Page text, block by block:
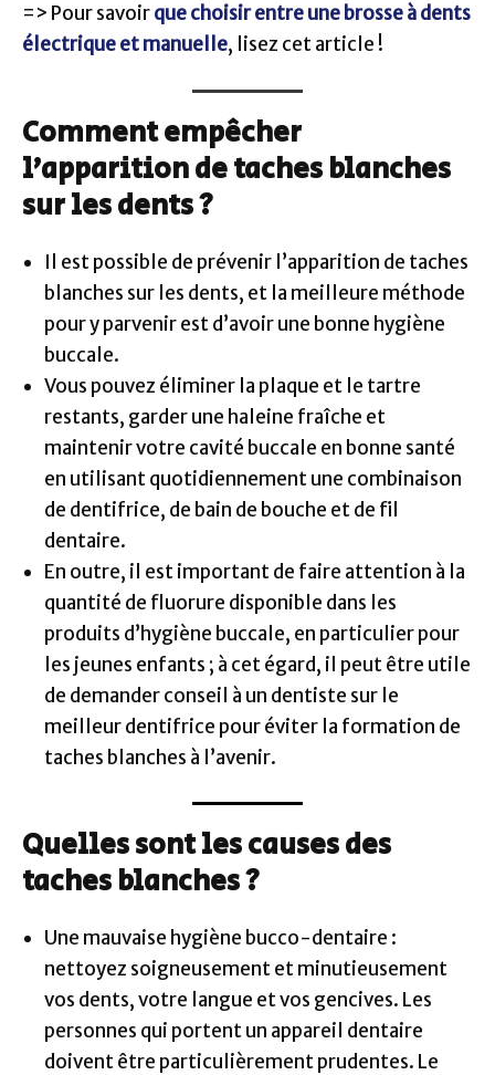
=> Pour savoirque choisir entre une brosse à dents
électrique et manuelle, lisez cet article !
Comment empêcher
l’apparition de taches blanches
sur les dents ?
Il est possible de prévenir l’apparition de taches
blanches sur les dents, et la meilleure méthode
pour y parvenir est d’avoir une bonne hygiène
buccale.
Vous pouvez éliminer la plaque et le tartre
restants, garder une haleine fraîche et
maintenir votre cavité buccale en bonne santé
en utilisant quotidiennement une combinaison
de dentifrice, de bain de bouche et de fil
dentaire.
En outre, il est important de faire attention à la
quantité de fluorure disponible dans les
produits d’hygiène buccale, en particulier pour
les jeunes enfants ; à cet égard, il peut être utile
de demander conseil à un dentiste sur le
meilleur dentifrice pour éviter la formation de
taches blanches à l’avenir.
Quelles sont les causes des
taches blanches ?
Une mauvaise hygiène bucco-dentaire :
nettoyez soigneusement et minutieusement
vos dents, votre langue et vos gencives. Les
personnes qui portent un appareil dentaire
doivent être particulièrement prudentes. Le